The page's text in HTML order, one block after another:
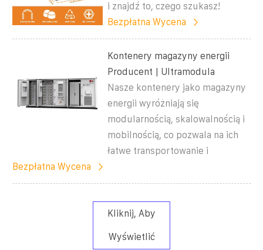
i znajdź to, czego szukasz!
Bezpłatna Wycena
Kontenery magazyny energii
Producent | Ultramodula
Nasze kontenery jako magazyny
energii wyróżniają się
modularnością, skalowalnością i
mobilnością, co pozwala na ich
łatwe transportowanie i
Bezpłatna Wycena
Kliknij, Aby
Wyświetlić